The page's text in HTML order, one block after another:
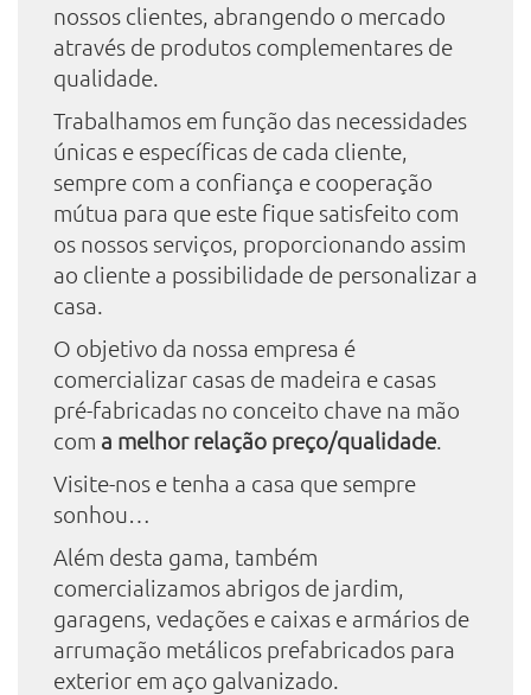
nossos clientes, abrangendo o mercado
através de produtos complementares de
qualidade.
Trabalhamos em função das necessidades
únicas e específicas de cada cliente,
sempre com a confiança e cooperação
mútua para que este fique satisfeito com
os nossos serviços, proporcionando assim
ao cliente a possibilidade de personalizar a
casa.
O objetivo da nossa empresa é
comercializar casas de madeira e casas
pré-fabricadas no conceito chave na mão
com a melhor relação preço/qualidade.
Visite-nos e tenha a casa que sempre
sonhou…
Além desta gama, também
comercializamos abrigos de jardim,
garagens, vedações e caixas e armários de
arrumação metálicos prefabricados para
exterior em aço galvanizado.